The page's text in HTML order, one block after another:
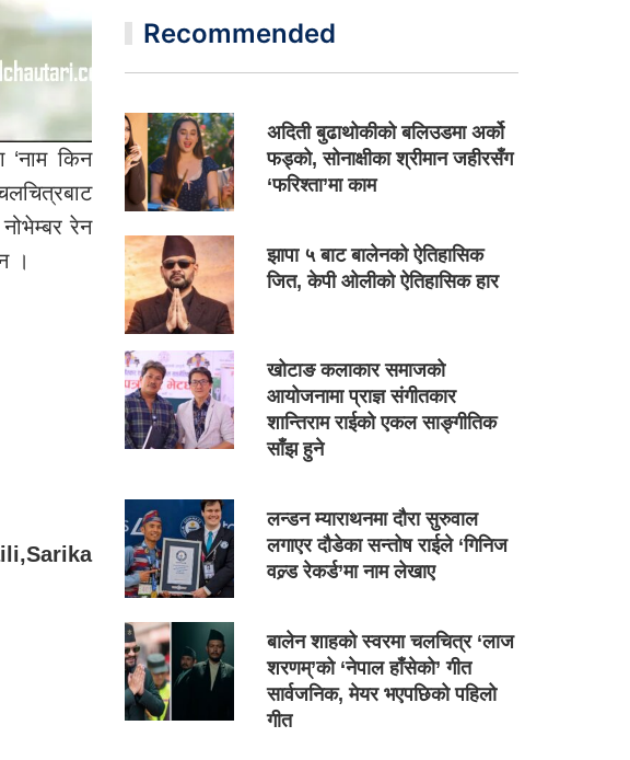
किन
रेन
।
Recommended
अदिती बुढाथोकीको बलिउडमा अर्को
फड्को, सोनाक्षीका श्रीमान जहीरसँग
‘फरिश्ता’मा काम
झापा ५ बाट बालेनको ऐतिहासिक
जित, केपी ओलीको ऐतिहासिक हार
खोटाङ कलाकार समाजको
आयोजनामा प्राज्ञ संगीतकार
शान्तिराम राईको एकल साङ्गीतिक
साँझ हुने
लन्डन म्याराथनमा दौरा सुरुवाल
लगाएर दौडेका सन्तोष राईले ‘गिनिज
वल्र्ड रेकर्ड’मा नाम लेखाए
बालेन शाहको स्वरमा चलचित्र ‘लाज
शरणम्’को ‘नेपाल हाँसेको’ गीत
सार्वजनिक, मेयर भएपछिको पहिलो
गीत